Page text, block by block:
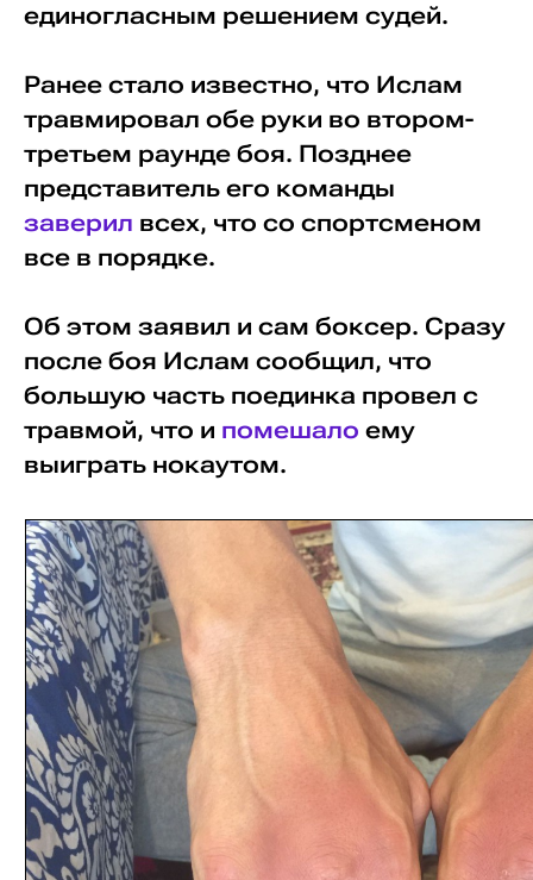
единогласным решением судей.
Ранее стало известно, что Ислам
травмировал обе руки во втором-
третьем раунде боя. Позднее
представитель его команды
заверил всех, что со спортсменом
все в порядке.
Об этом заявил и сам боксер. Сразу
после боя Ислам сообщил, что
большую часть поединка провел с
травмой, что и помешало ему
выиграть нокаутом.